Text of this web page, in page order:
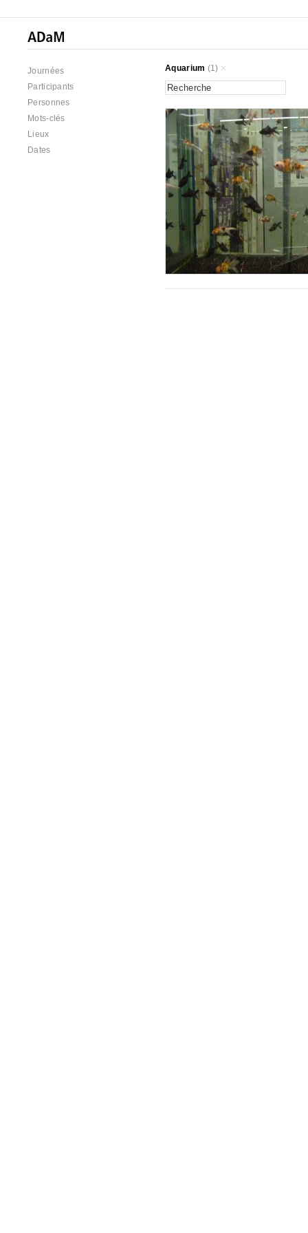
Journées
Participants
Personnes
Mots-clés
Lieux
Dates
Aquarium (1)